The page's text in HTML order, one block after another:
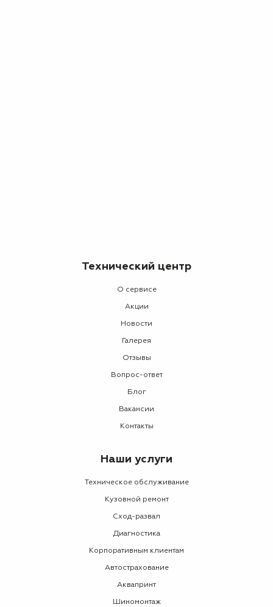
Технический центр
О сервисе
Акции
Новости
Галерея
Отзывы
Вопрос-ответ
Блог
Вакансии
Контакты
Наши услуги
Техническое обслуживание
Кузовной ремонт
Сход-развал
Диагностика
Корпоративным клиентам
Автострахование
Аквапринт
Шиномонтаж